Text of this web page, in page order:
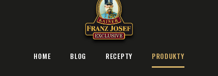
HOME BLOG RECEPTY PRODUKTY